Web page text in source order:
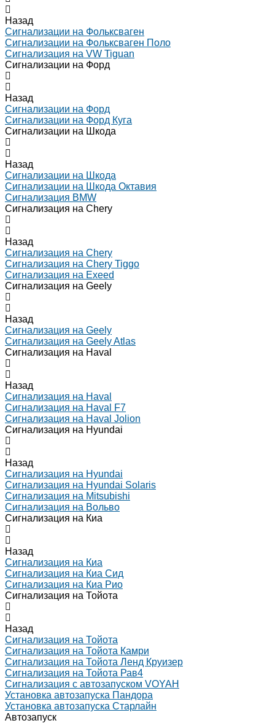
Назад
Сигнализации на Фольксваген
Сигнализации на Фольксваген Поло
Сигнализация на VW Tiguan
Сигнализации на Форд
Назад
Сигнализации на Форд
Сигнализации на Форд Куга
Сигнализации на Шкода
Назад
Сигнализации на Шкода
Сигнализации на Шкода Октавия
Сигнализация BMW
Сигнализация на Chery
Назад
Сигнализация на Chery
Сигнализация на Chery Tiggo
Сигнализация на Exeed
Сигнализация на Geely
Назад
Сигнализация на Geely
Сигнализация на Geely Atlas
Сигнализация на Haval
Назад
Сигнализация на Haval
Сигнализация на Haval F7
Сигнализация на Haval Jolion
Сигнализация на Hyundai
Назад
Сигнализация на Hyundai
Сигнализация на Hyundai Solaris
Сигнализация на Mitsubishi
Сигнализация на Вольво
Сигнализация на Киа
Назад
Сигнализация на Киа
Сигнализация на Киа Cид
Сигнализация на Киа Рио
Сигнализация на Тойота
Назад
Сигнализация на Тойота
Сигнализация на Тойота Камри
Сигнализация на Тойота Ленд Круизер
Сигнализация на Тойота Рав4
Сигнализация с автозапуском VOYAH
Установка автозапуска Пандора
Установка автозапуска Старлайн
Автозапуск